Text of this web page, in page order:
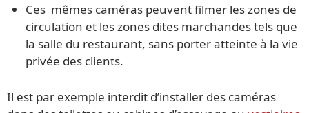
Ces mêmes caméras peuvent filmer les zones de
circulation et les zones dites marchandes tels que
la salle du restaurant, sans porter atteinte à la vie
privée des clients.
Il est par exemple interdit d’installer des caméras